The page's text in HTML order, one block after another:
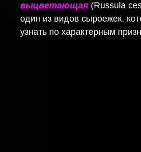
выцветающая (Russula
один из видов сыроежек,
узнать по характерным